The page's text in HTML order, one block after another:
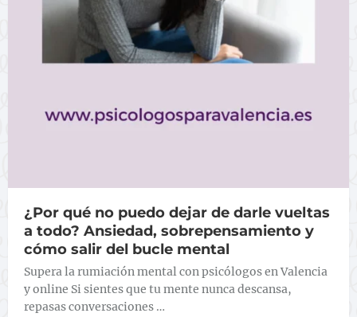
¿Por qué no puedo dejar de darle vueltas
a todo? Ansiedad, sobrepensamiento y
cómo salir del bucle mental
Supera la rumiación mental con psicólogos en Valencia
y online Si sientes que tu mente nunca descansa,
repasas conversaciones …